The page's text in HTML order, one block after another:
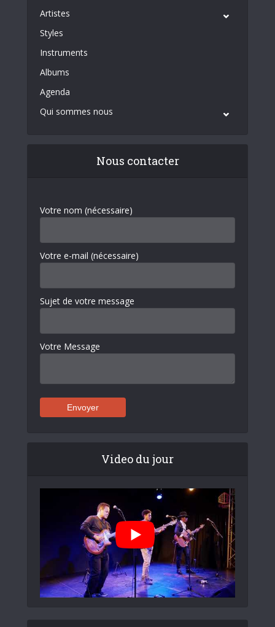
Artistes
Styles
Instruments
Albums
Agenda
Qui sommes nous
Nous contacter
Votre nom (nécessaire)
Votre e-mail (nécessaire)
Sujet de votre message
Votre Message
Video du jour